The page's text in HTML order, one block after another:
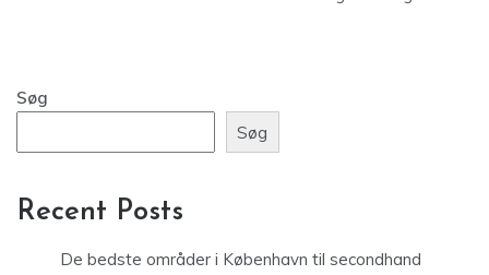
Søg
Søg
Recent Posts
De bedste områder i København til secondhand